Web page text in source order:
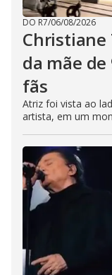
DO R7/06/08/2026
Christiane
da mãe
fãs
Atriz foi vista ao
artista, em um